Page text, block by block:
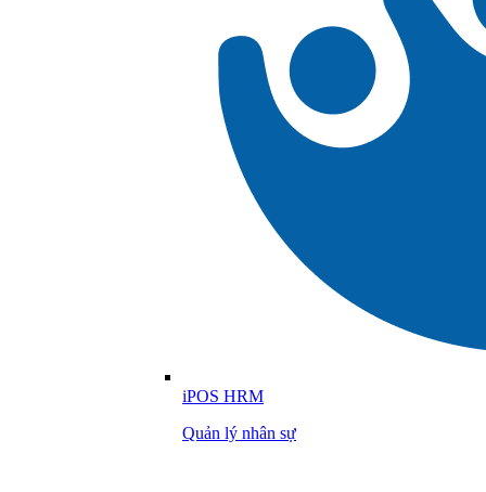
iPOS HRM
Quản lý nhân sự